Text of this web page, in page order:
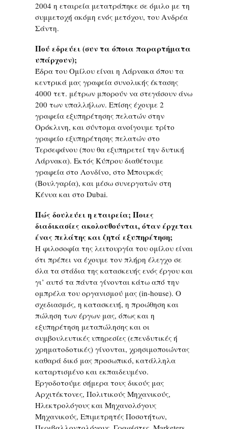
2004 η εταιρεία μετατράπηκε σε όμιλο με τη
συμμετοχή ακόμη ενός μετόχου, του Ανδρέα
Σάντη.
Πού εδρεύει (συν τα όποια παραρτήματα
υπάρχουν);
Έδρα του Ομίλου είναι η Λάρνακα όπου τα
κεντρικά μας γραφεία συνολικής έκτασης
4000 τετ. μέτρων μπορούν να στεγάσουν άνω
200 των υπαλλήλων. Επίσης έχουμε 2
γραφεία εξυπηρέτησης πελατών στην
Ορόκλινη, και σύντομα ανοίγουμε τρίτο
γραφείο εξυπηρέτησης πελατών στο
Τερσεφάνου (που θα εξυπηρετεί την δυτική
Λάρνακα). Εκτός Κύπρου διαθέτουμε
γραφεία στο Λονδίνο, στο Μπουρκάς
(Βουλγαρία), και μέσω συνεργατών στη
Κένυα και στο Dubai.
Πώς δουλεύει η εταιρεία; Ποιες
διαδικασίες ακολουθούνται, όταν έρχεται
ένας πελάτης και ζητά εξυπηρέτηση;
H φιλοσοφία της λειτουργία του ομίλου είναι
ότι πρέπει να έχουμε τον πλήρη έλεγχο σε
όλα τα στάδια της κατασκευής ενός έργου και
γι’ αυτό τα πάντα γίνονται κάτω από την
ομπρέλα του οργανισμού μας (in-house). Ο
σχεδιασμός, η κατασκευή, η προώθηση και
πώληση των έργων μας, όπως και η
εξυπηρέτηση μεταπώλησης και οι
συμβουλευτικές υπηρεσίες (επενδυτικές ή
χρηματοδοτικές) γίνονται, χρησιμοποιώντας
καθαρά δικό μας προσωπικό, κατάλληλα
καταρτισμένο και εκπαιδευμένο.
Εργοδοτούμε σήμερα τους δικούς μας
Αρχιτέκτονες, Πολιτικούς Μηχανικούς,
Ηλεκτρολόγους και Μηχανολόγους
Μηχανικούς, Επιμετρητές Ποσοτήτων,